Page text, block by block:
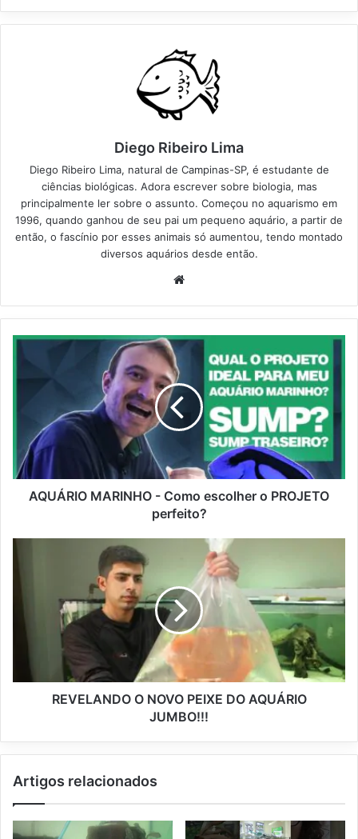
Diego Ribeiro Lima
Diego Ribeiro Lima, natural de Campinas-SP, é estudante de
ciências biológicas. Adora escrever sobre biologia, mas
principalmente ler sobre o assunto. Começou no aquarismo em
1996, quando ganhou de seu pai um pequeno aquário, a partir de
então, o fascínio por esses animais só aumentou, tendo montado
diversos aquários desde então.
Website
AQUÁRIO MARINHO - Como escolher o PROJETO
perfeito?
REVELANDO O NOVO PEIXE DO AQUÁRIO
JUMBO!!!
Artigos relacionados